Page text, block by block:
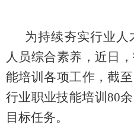
为持续夯实行业
人员综合素养， 近日，
能培训各项工作，截
行业职业技能培训 80
目标任务。